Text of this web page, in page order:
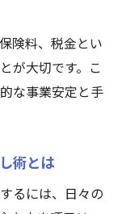
険料、税金とい
が大切です。こ
な事業安定と手
術とは
るには、日々の